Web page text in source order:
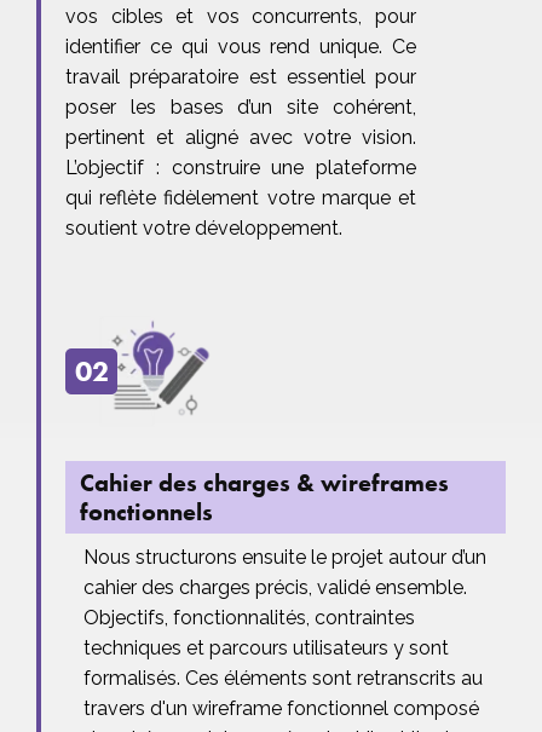
vos cibles et vos concurrents, pour
identifier ce qui vous rend unique. Ce
travail préparatoire est essentiel pour
poser les bases d’un site cohérent,
pertinent et aligné avec votre vision.
L’objectif : construire une plateforme
qui reflète fidèlement votre marque et
soutient votre développement.
02
Cahier des charges & wireframes
fonctionnels
Nous structurons ensuite le projet autour d’un
cahier des charges précis, validé ensemble.
Objectifs, fonctionnalités, contraintes
techniques et parcours utilisateurs y sont
formalisés. Ces éléments sont retranscrits au
travers d'un wireframe fonctionnel composé